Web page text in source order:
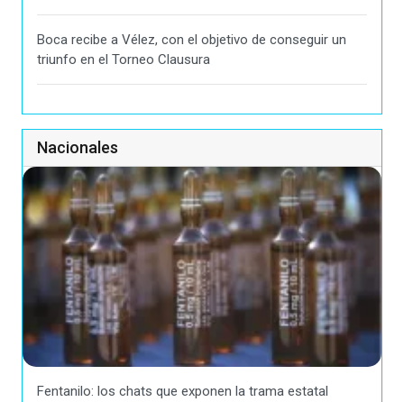
Boca recibe a Vélez, con el objetivo de conseguir un
triunfo en el Torneo Clausura
Nacionales
Fentanilo: los chats que exponen la trama estatal